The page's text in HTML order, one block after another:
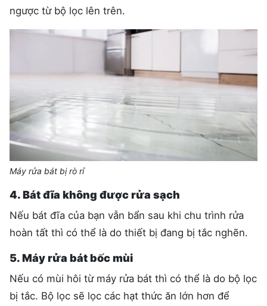
ngược từ bộ lọc lên trên.
Máy rửa bát bị rò rỉ
4. Bát đĩa không được rửa sạch
Nếu bát đĩa của bạn vẫn bẩn sau khi chu trình rửa
hoàn tất thì có thể là do thiết bị đang bị tắc nghẽn.
5. Máy rửa bát bốc mùi
Nếu có mùi hôi từ máy rửa bát thì có thể là do bộ lọc
bị tắc. Bộ lọc sẽ lọc các hạt thức ăn lớn hơn để